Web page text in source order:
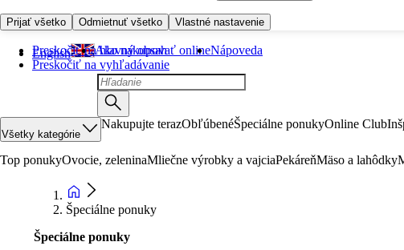
Prijať všetko Odmietnuť všetko Vlastné nastavenie
Preskočiť na hlavný obsah
Preskočiť na vyhľadávanie
English Ako nakupovať onlineNápoveda
Všetky kategórie
Nakupujte terazObľúbenéŠpeciálne ponukyOnline Club
Top ponukyOvocie, zeleninaMliečne výrobky a vajciaPekáreňMäso a lahôdky
Špeciálne ponuky
Špeciálne ponuky